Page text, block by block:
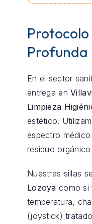
Profunda
En el sector
entrega en
Limpieza
estético.
espectro
residuo
Nuestras sillas
Lozoya como si
temperatura,
(joystick)